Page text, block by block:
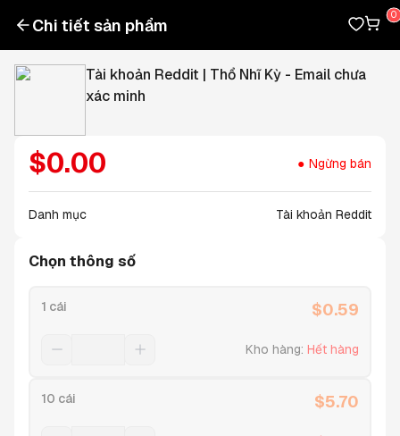
Chi tiết sản phẩm
Tài khoản Reddit | Thổ Nhĩ Kỳ - Email chưa
xác minh
$0.00 Ngừng bán
Danh mục Tài khoản Reddit
Chọn thông số
1 cái $0.59
Kho hàng: Hết hàng
10 cái $5.70